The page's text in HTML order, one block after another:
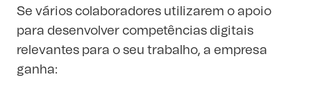
Se vários colaboradores utilizarem o apoio
para desenvolver competências digitais
relevantes para o seu trabalho, a empresa
ganha: